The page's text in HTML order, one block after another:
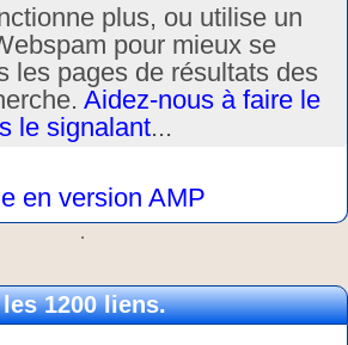
plus, ou utilise un
pour mieux se
les pages de résultats des
Aidez-nous à faire le
le signalant...
en version AMP
.
1200 liens.